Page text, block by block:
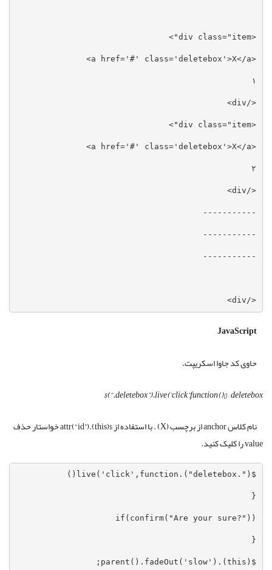
<div class="item">
<a href='#' class='deletebox'>X</a>
</div>
<div class="item">
<a href='#' class='deletebox'>X</a>
</div>
-----------
-----------
-----------
</div>
JavaScript
حاوی کد جاوا اسکریپت.
$(“.deletebox”).live(‘click’,function(){}–deletebox
نام کلاس anchor از برچسب (X) . با استفاده از $(this).attr(“id”) خواستار حذف
value را کلیک کنید.
if(confirm("Are your sure?"))
$(this).parent().fadeOut('slow');